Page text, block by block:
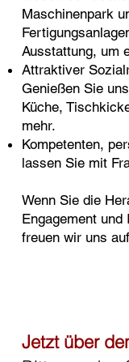
Maschinenpark
Ausstattung, um
Attraktiver
Genießen Sie
Küche,
mehr.
Kompetenten,
lassen Sie mit
Wenn Sie die
Engagement
freuen wir uns
Jetzt über